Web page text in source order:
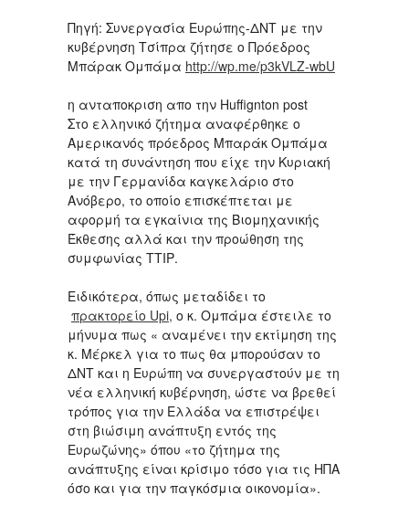
Πηγή: Συνεργασία Ευρώπης-ΔΝΤ με την
κυβέρνηση Τσίπρα ζήτησε ο Πρόεδρος
Μπάρακ Ομπάμα http://wp.me/p3kVLZ-wbU
η ανταποκριση απο την Huffignton post
Στο ελληνικό ζήτημα αναφέρθηκε ο
Αμερικανός πρόεδρος Μπαράκ Ομπάμα
κατά τη συνάντηση που είχε την Κυριακή
με την Γερμανίδα καγκελάριο στο
Ανόβερο, το οποίο επισκέπτεται με
αφορμή τα εγκαίνια της Βιομηχανικής
Έκθεσης αλλά και την προώθηση της
συμφωνίας ΤΤΙΡ.
Ειδικότερα, όπως μεταδίδει το
πρακτορείο Upi, ο κ. Ομπάμα έστειλε το
μήνυμα πως « αναμένει την εκτίμηση της
κ. Μέρκελ για το πως θα μπορούσαν το
ΔΝΤ και η Ευρώπη να συνεργαστούν με τη
νέα ελληνική κυβέρνηση, ώστε να βρεθεί
τρόπος για την Ελλάδα να επιστρέψει
στη βιώσιμη ανάπτυξη εντός της
Ευρωζώνης» όπου «το ζήτημα της
ανάπτυξης είναι κρίσιμο τόσο για τις ΗΠΑ
όσο και για την παγκόσμια οικονομία».